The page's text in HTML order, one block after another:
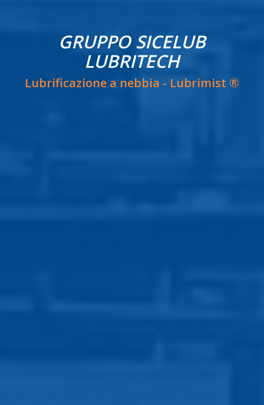
GRUPPO SICELUB
LUBRITECH
Lubrificazione a nebbia - Lubrimist ®